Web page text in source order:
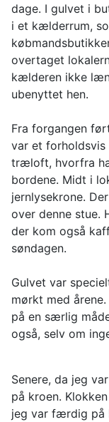
dage. I gulvet i
i et kælderrum,
overtaget
kælderen ikke
ubenyttet hen.
Fra forgangen
var et
træloft, hvorfra
bordene. Midt i
jernlysekrone.
over denne stue.
der kom også
søndagen.
Gulvet var
mørkt med
på en særlig
også, selv om
Senere, da jeg
på kroen.
jeg var færdig på